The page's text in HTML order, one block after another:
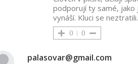
podporují ty samé, jako
vynáší. Kluci se
0 0
palasovar@gmail.com